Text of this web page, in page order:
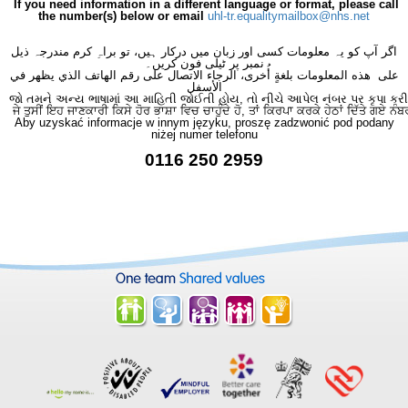
If you need information in a different language or format, please call
the number(s) below or email uhl-tr.equalitymailbox@nhs.net
اگر آپ کو یہ معلومات کسی اور زبان میں درکار ہیں، تو براہِ کرم مندرجہ ذیل
نمبر پر ٹیلی فون کریں۔
على هذه المعلومات بلغةٍ أُخرى، الرجاء الاتصال على رقم الهاتف الذي يظهر في
الأسفل
જો તમને અન્ય ભાષામાં આ માહિતી જોઈતી હોય, તો નીચે આપેલ નંબર પર કૃપા કરી
ਜੇ ਤੁਸੀਂ ਇਹ ਜਾਣਕਾਰੀ ਕਿਸੇ ਹੋਰ ਭਾਸ਼ਾ ਵਿਚ ਚਾਹੁੰਦੇ ਹੋ, ਤਾਂ ਕਿਰਪਾ ਕਰਕੇ ਹੇਠਾਂ ਦਿੱਤੇ ਗਏ
Aby uzyskać informacje w innym języku, proszę zadzwonić pod podany
niżej numer telefonu
0116 250 2959